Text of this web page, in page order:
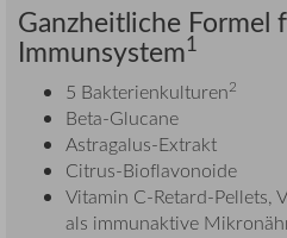
Ganzheitliche Formel
Immunsystem1
5 Bakterienkulturen2
Beta-Glucane
Astragalus-Extrakt
Citrus-Bioflavonoide
Vitamin C-Retard-Pellets,
als immunaktive